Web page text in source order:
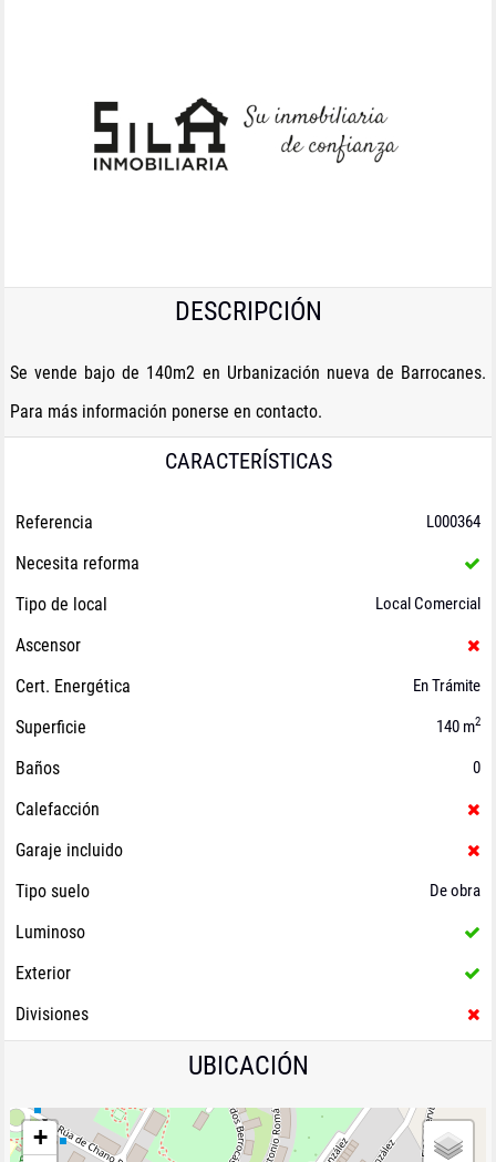
DESCRIPCIÓN
Se vende bajo de 140m2 en Urbanización nueva de Barrocanes.
Para más información ponerse en contacto.
CARACTERÍSTICAS
Referencia L000364
Necesita reforma
Tipo de local
Local Comercial
Ascensor
Cert. Energética
En Trámite
Superficie 140 m2
Baños 0
Calefacción
Garaje incluido
Tipo suelo
De obra
Luminoso
Exterior
Divisiones
UBICACIÓN
+